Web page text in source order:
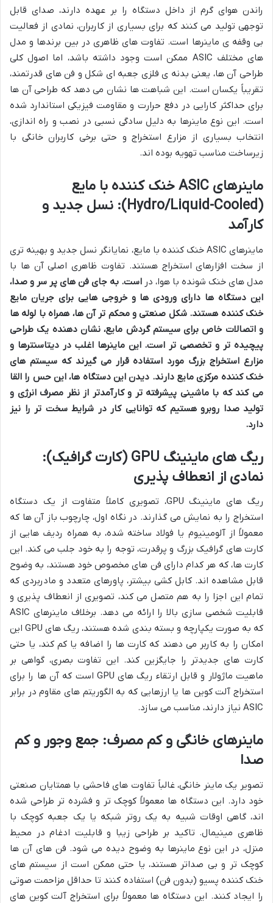
راندن هوای گرم از داخل دستگاه را بر عهده دارند، صدای قابل
توجهی تولید می کنند که برای بسیاری از کاربران، نمادی از فعالیت
بی وقفه ی ماینرها است. تفاوت های ظاهری در بین برندها و مدل
های مختلف ASIC ممکن است وجود داشته باشد، اما اصول کلی
طراحی آن ها، یعنی بدنه ی فلزی جعبه ای شکل و فن های قدرتمند،
تقریباً یکسان است. این شباهت ها نشان می دهد که طراحی آن ها
برای حداکثر کارایی در دفع حرارت و مقاومت فیزیکی استاندارد شده
است. این نوع ماینرها به دلیل سادگی نسبی در نصب و راه اندازی،
انتخاب بسیاری از مزارع استخراج و حتی برخی کاربران خانگی با
زیرساخت مناسب تهویه بوده اند.
ماینرهای ASIC خنک کننده با مایع
(Hydro/Liquid-Cooled): نسل جدید و
کارآمد
ماینرهای ASIC خنک کننده با مایع، نمایانگر نسل جدید و بهینه تری
از سخت افزارهای استخراج هستند. تفاوت ظاهری اصلی آن ها با
مدل های خنک شونده با هوا، در است. به جای فن های پر سر و صدا،
این دستگاه ها دارای ورودی ها و خروجی هایی برای جریان مایع
خنک کننده هستند. شکل صنعتی و محکم تر آن ها، همراه با لوله ها
و اتصالات خاص برای سیستم گردش مایع، نشان دهنده یک طراحی
پیچیده تر و تخصصی تر است. این ماینرها اغلب در دیتاسنترها و
مزارع استخراج بزرگ مورد استفاده قرار می گیرند که سیستم های
خنک کننده مرکزی مایع دارند. دیدن این دستگاه ها، این حس را القا
می کند که با ماشینی پیشرفته تر و کارآمدتر از نظر مصرف انرژی و
تولید صدا روبرو هستیم که توانایی کار در شرایط سخت تر را نیز
دارد.
ریگ های ماینینگ GPU (کارت گرافیک):
نمادی از انعطاف پذیری
ریگ های ماینینگ GPU، تصویری کاملاً متفاوت از یک دستگاه
استخراج را به نمایش می گذارند. در نگاه اول، چارچوب باز آن ها که
معمولاً از آلومینیوم یا فولاد ساخته شده، به همراه ردیف هایی از
کارت های گرافیک بزرگ و پرقدرت، توجه را به خود جلب می کند. این
کارت ها، که هر کدام دارای فن های مخصوص خود هستند، به وضوح
قابل مشاهده اند. کابل کشی بیشتر، پاورهای متعدد و مادربردی که
تمام این اجزا را به هم متصل می کند، تصویری از انعطاف پذیری و
قابلیت شخصی سازی بالا را ارائه می دهد. برخلاف ماینرهای ASIC
که به صورت یکپارچه و بسته بندی شده هستند، ریگ های GPU این
امکان را به کاربر می دهند که کارت ها را اضافه یا کم کند، یا حتی
کارت های جدیدتر را جایگزین کند. این تفاوت بصری، گواهی بر
ماهیت ماژولار و قابل ارتقاء ریگ های GPU است که آن ها را برای
استخراج آلت کوین ها یا ارزهایی که به الگوریتم های مقاوم در برابر
ASIC نیاز دارند، مناسب می سازد.
ماینرهای خانگی و کم مصرف: جمع وجور و کم
صدا
تصویر یک ماینر خانگی، غالباً تفاوت های فاحشی با همتایان صنعتی
خود دارد. این دستگاه ها معمولاً کوچک تر و فشرده تر طراحی شده
اند، گاهی اوقات شبیه به یک روتر شبکه یا یک جعبه کوچک با
ظاهری مینیمال. تاکید بر طراحی زیبا و قابلیت ادغام در محیط
منزل، در این نوع ماینرها به وضوح دیده می شود. فن های آن ها
کوچک تر و بی صداتر هستند، یا حتی ممکن است از سیستم های
خنک کننده پسیو (بدون فن) استفاده کنند تا حداقل مزاحمت صوتی
را ایجاد کنند. این دستگاه ها معمولاً برای استخراج آلت کوین های